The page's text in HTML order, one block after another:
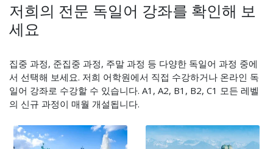
저희의 전문 독일어 강좌를 확인해 보
세요
집중 과정, 준집중 과정, 주말 과정 등 다양한 독일어 과정 중에
서 선택해 보세요. 저희 어학원에서 직접 수강하거나 온라인 독
일어 강좌로 수강할 수 있습니다. A1, A2, B1, B2, C1 모든 레벨
의 신규 과정이 매월 개설됩니다.